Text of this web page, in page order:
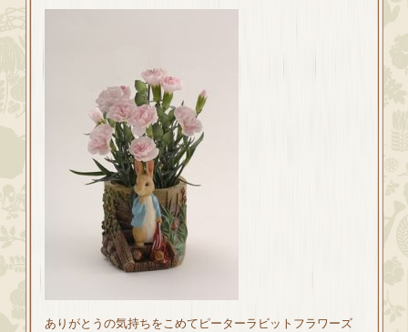
ありがとうの気持ちをこめてピーターラビットフラワーズ